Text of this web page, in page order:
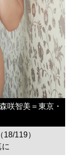
咲智美＝東京・
119）